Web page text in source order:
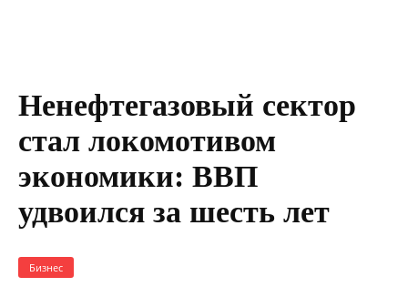
Ненефтегазовый сектор
стал локомотивом
экономики: ВВП
удвоился за шесть лет
Бизнес